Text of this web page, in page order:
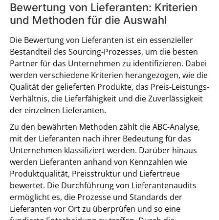
Bewertung von Lieferanten: Kriterien
und Methoden für die Auswahl
Die Bewertung von Lieferanten ist ein essenzieller
Bestandteil des Sourcing-Prozesses, um die besten
Partner für das Unternehmen zu identifizieren. Dabei
werden verschiedene Kriterien herangezogen, wie die
Qualität der gelieferten Produkte, das Preis-Leistungs-
Verhältnis, die Lieferfähigkeit und die Zuverlässigkeit
der einzelnen Lieferanten.
Zu den bewährten Methoden zählt die ABC-Analyse,
mit der Lieferanten nach ihrer Bedeutung für das
Unternehmen klassifiziert werden. Darüber hinaus
werden Lieferanten anhand von Kennzahlen wie
Produktqualität, Preisstruktur und Liefertreue
bewertet. Die Durchführung von Lieferantenaudits
ermöglicht es, die Prozesse und Standards der
Lieferanten vor Ort zu überprüfen und so eine